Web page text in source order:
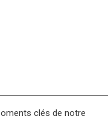
clés de notre